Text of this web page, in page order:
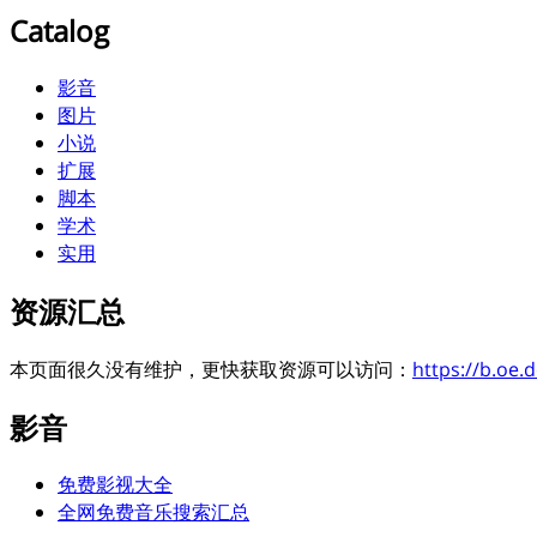
Catalog
影音
图片
小说
扩展
脚本
学术
实用
资源汇总
本页面很久没有维护，更快获取资源可以访问： https://
影音
免费影视大全
全网免费音乐搜索汇总